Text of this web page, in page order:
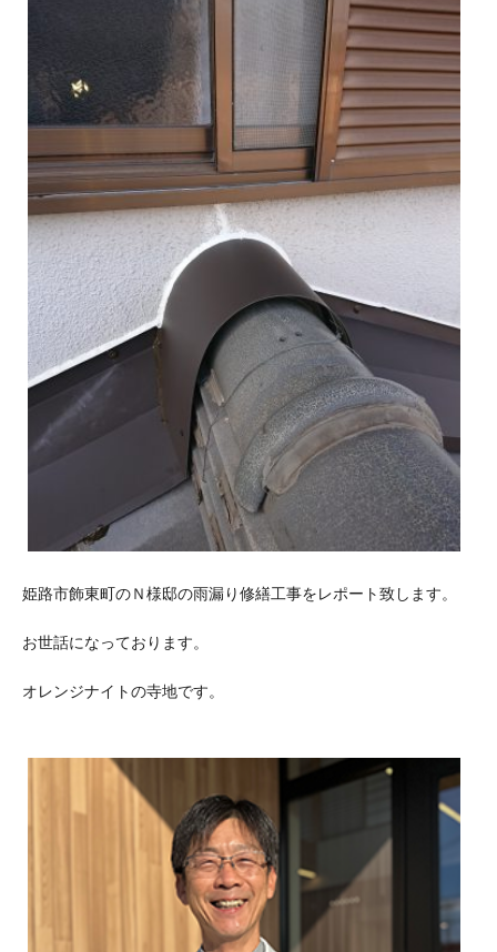
姫路市飾東町のＮ様邸の雨漏り修繕工事をレポート致します。
お世話になっております。
オレンジナイトの寺地です。